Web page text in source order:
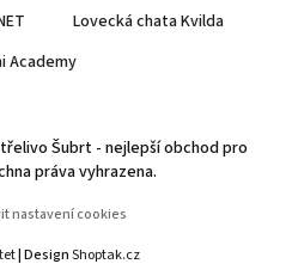
Lovecká chata Kvilda
Academy
Šubrt - nejlepší obchod pro
práva vyhrazena.
nastavení cookies
| DesignShoptak.cz